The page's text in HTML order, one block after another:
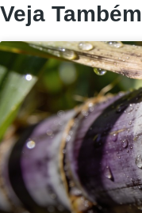
Veja Também